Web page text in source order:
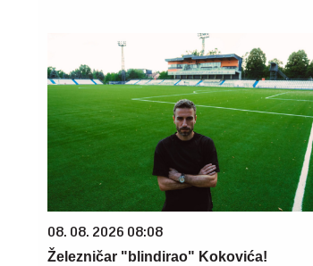
08. 08. 2026 08:08
Železničar "blindirao" Kokovića!